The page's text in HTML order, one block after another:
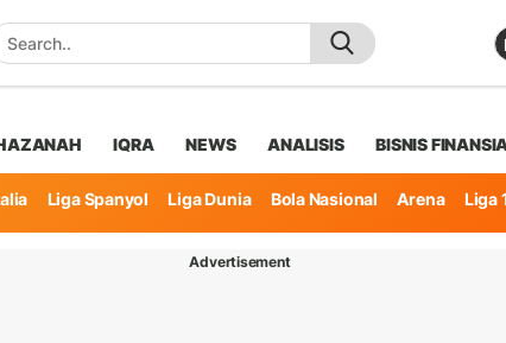
IQRA NEWS ANALISIS BISNIS
Liga Spanyol Liga Dunia Bola Nasional Arena
Liga
Advertisement